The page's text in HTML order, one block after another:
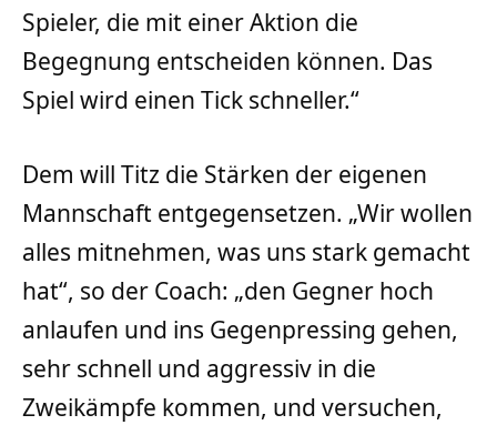
Spieler, die mit einer Aktion die
Begegnung entscheiden können. Das
Spiel wird einen Tick schneller.“
Dem will Titz die Stärken der eigenen
Mannschaft entgegensetzen. „Wir wollen
alles mitnehmen, was uns stark gemacht
hat“, so der Coach: „den Gegner hoch
anlaufen und ins Gegenpressing gehen,
sehr schnell und aggressiv in die
Zweikämpfe kommen, und versuchen,